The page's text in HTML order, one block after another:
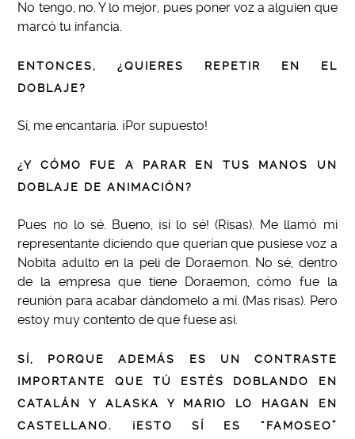
No tengo, no. Y lo mejor, pues poner voz a alguien que
marcó tu infancia.
ENTONCES, ¿QUIERES REPETIR EN EL
DOBLAJE?
Sí, me encantaria. ¡Por supuesto!
¿Y CÓMO FUE A PARAR EN TUS MANOS UN
DOBLAJE DE ANIMACIÓN?
Pues no lo sé. Bueno, ¡sí lo sé! (Risas). Me llamó mi
representante diciendo que querían que pusiese voz a
Nobita adulto en la peli de Doraemon. No sé, dentro
de la empresa que tiene Doraemon, cómo fue la
reunión para acabar dándomelo a mí. (Mas risas). Pero
estoy muy contento de que fuese así.
SÍ, PORQUE ADEMÁS ES UN CONTRASTE
IMPORTANTE QUE TÚ ESTÉS DOBLANDO EN
CATALÁN Y ALASKA Y MARIO LO HAGAN EN
CASTELLANO. ¡ESTO SÍ ES “FAMOSEO”